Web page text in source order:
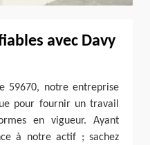
avec Davy
59670, notre entreprise
pour fournir un travail
en vigueur. Ayant
à notre actif ; sachez